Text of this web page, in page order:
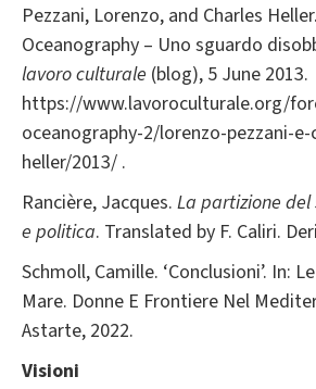
Pezzani, Lorenzo, and Charles
Oceanography – Uno sguardo
lavoro culturale (blog), 5 June 2013.
https://www.lavoroculturale.org/
oceanography-2/lorenzo-pezzani-e-
heller/2013/ .
Rancière, Jacques. La partizione del
e politica. Translated by F. Caliri.
Schmoll, Camille. ‘Conclusioni’. In:
Mare. Donne E Frontiere Nel
Astarte, 2022.
Visioni